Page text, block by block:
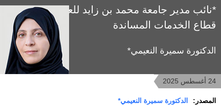
*نائب مدير جامعة محمد بن زايد للعلوم الإنسانية -
قطاع الخدمات المساندة
الدكتورة سميرة النعيمي*
24 أغسطس 2025
المصدر: الدكتورة سميرة النعيمي*